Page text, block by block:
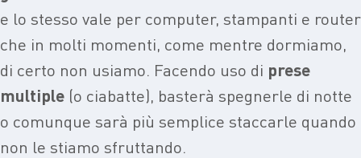
e lo stesso vale per computer, stampanti e router
che in molti momenti, come mentre dormiamo,
di certo non usiamo. Facendo uso di prese
multiple (o ciabatte), basterà spegnerle di notte
o comunque sarà più semplice staccarle quando
non le stiamo sfruttando.